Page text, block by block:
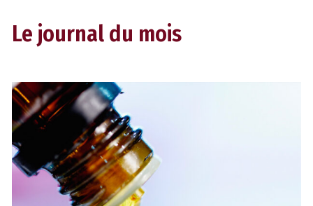
Le journal du mois